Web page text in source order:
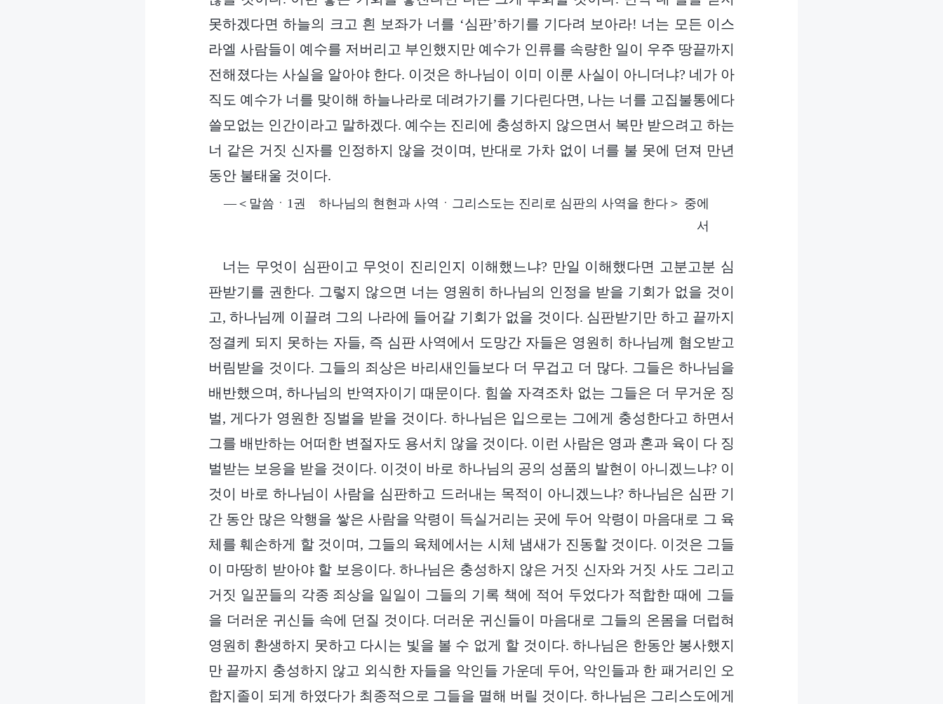
못하겠다면 하늘의 크고 흰 보좌가 너를 ‘심판’하기를 기다려 보아라! 너는 모든 이스
라엘 사람들이 예수를 저버리고 부인했지만 예수가 인류를 속량한 일이 우주 땅끝까지
전해졌다는 사실을 알아야 한다. 이것은 하나님이 이미 이룬 사실이 아니더냐? 네가 아
직도 예수가 너를 맞이해 하늘나라로 데려가기를 기다린다면, 나는 너를 고집불통에다
쓸모없는 인간이라고 말하겠다. 예수는 진리에 충성하지 않으면서 복만 받으려고 하는
너 같은 거짓 신자를 인정하지 않을 것이며, 반대로 가차 없이 너를 불 못에 던져 만년
동안 불태울 것이다.
―＜말씀ㆍ1권 하나님의 현현과 사역ㆍ그리스도는 진리로 심판의 사역을 한다＞ 중에
서
너는 무엇이 심판이고 무엇이 진리인지 이해했느냐? 만일 이해했다면 고분고분 심
판받기를 권한다. 그렇지 않으면 너는 영원히 하나님의 인정을 받을 기회가 없을 것이
고, 하나님께 이끌려 그의 나라에 들어갈 기회가 없을 것이다. 심판받기만 하고 끝까지
정결케 되지 못하는 자들, 즉 심판 사역에서 도망간 자들은 영원히 하나님께 혐오받고
버림받을 것이다. 그들의 죄상은 바리새인들보다 더 무겁고 더 많다. 그들은 하나님을
배반했으며, 하나님의 반역자이기 때문이다. 힘쓸 자격조차 없는 그들은 더 무거운 징
벌, 게다가 영원한 징벌을 받을 것이다. 하나님은 입으로는 그에게 충성한다고 하면서
그를 배반하는 어떠한 변절자도 용서치 않을 것이다. 이런 사람은 영과 혼과 육이 다 징
벌받는 보응을 받을 것이다. 이것이 바로 하나님의 공의 성품의 발현이 아니겠느냐? 이
것이 바로 하나님이 사람을 심판하고 드러내는 목적이 아니겠느냐? 하나님은 심판 기
간 동안 많은 악행을 쌓은 사람을 악령이 득실거리는 곳에 두어 악령이 마음대로 그 육
체를 훼손하게 할 것이며, 그들의 육체에서는 시체 냄새가 진동할 것이다. 이것은 그들
이 마땅히 받아야 할 보응이다. 하나님은 충성하지 않은 거짓 신자와 거짓 사도 그리고
거짓 일꾼들의 각종 죄상을 일일이 그들의 기록 책에 적어 두었다가 적합한 때에 그들
을 더러운 귀신들 속에 던질 것이다. 더러운 귀신들이 마음대로 그들의 온몸을 더럽혀
영원히 환생하지 못하고 다시는 빛을 볼 수 없게 할 것이다. 하나님은 한동안 봉사했지
만 끝까지 충성하지 않고 외식한 자들을 악인들 가운데 두어, 악인들과 한 패거리인 오
합지졸이 되게 하였다가 최종적으로 그들을 멸해 버릴 것이다. 하나님은 그리스도에게